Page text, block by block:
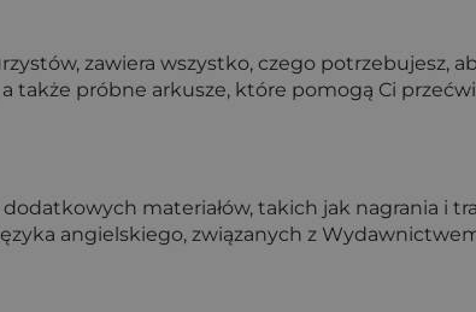
zawiera wszystko, czego potrzebujesz,
także próbne arkusze, które pomogą Ci
materiałów, takich jak nagrania i
angielskiego, związanych z